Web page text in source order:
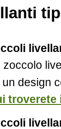
zoccolo
un design
troverete